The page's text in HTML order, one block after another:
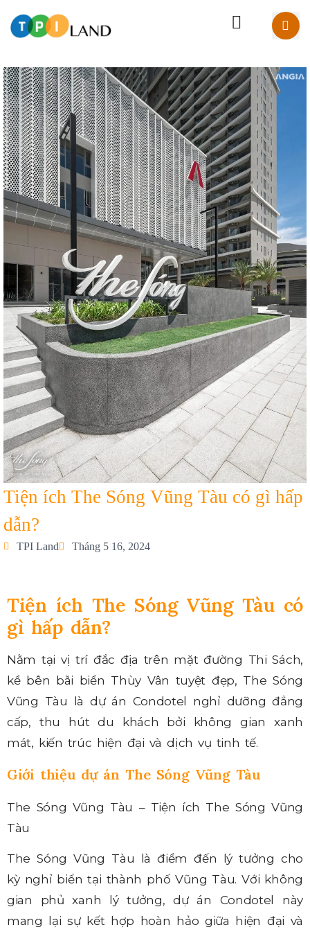
Tiện ích The Sóng Vũng Tàu có gì hấp
dẫn?
TPI Land Tháng 5 16, 2024
Tiện ích The Sóng Vũng Tàu có
gì hấp dẫn?
Nằm tại vị trí đắc địa trên mặt đường Thi Sách,
kề bên bãi biển Thùy Vân tuyệt đẹp, The Sóng
Vũng Tàu là dự án Condotel nghỉ dưỡng đẳng
cấp, thu hút du khách bởi không gian xanh
mát, kiến trúc hiện đại và dịch vụ tinh tế.
Giới thiệu dự án The Sóng Vũng Tàu
The Sóng Vũng Tàu – Tiện ích The Sóng Vũng
Tàu
The Sóng Vũng Tàu là điểm đến lý tưởng cho
kỳ nghỉ biển tại thành phố Vũng Tàu. Với không
gian phủ xanh lý tưởng, dự án Condotel này
mang lại sự kết hợp hoàn hảo giữa hiện đại và